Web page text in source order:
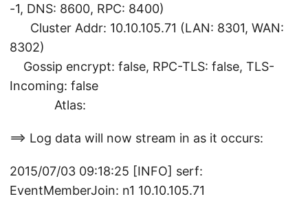
-1, DNS: 8600, RPC: 8400)
Cluster Addr: 10.10.105.71 (LAN: 8301, WAN:
8302)
Gossip encrypt: false, RPC-TLS: false, TLS-
Incoming: false
Atlas:
==> Log data will now stream in as it occurs:
2015/07/03 09:18:25 [INFO] serf:
EventMemberJoin: n1 10.10.105.71